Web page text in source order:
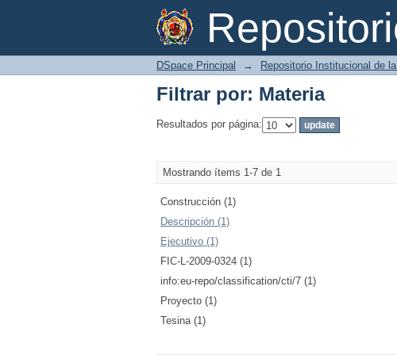
Filtrar por: Materia
DSpace Principal → Repositorio Institucional de
Filtrar por: Materia
Resultados por página:
Mostrando ítems 1-7 de 1
Construcción (1)
Descripción (1)
Ejecutivo (1)
FIC-L-2009-0324 (1)
info:eu-repo/classification/cti/7 (1)
Proyecto (1)
Tesina (1)